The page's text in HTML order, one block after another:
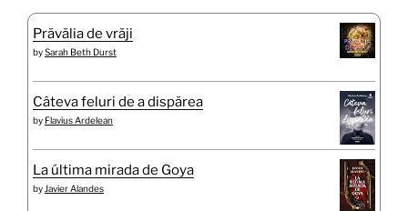
Prăvălia de vrăji
bySarah Beth Durst
Câteva feluri de a dispărea
by Flavius Ardelean
La última mirada de Goya
by Javier Alandes